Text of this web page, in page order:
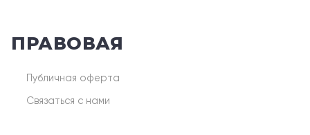
ПРАВОВАЯ
Публичная оферта
Связаться с нами